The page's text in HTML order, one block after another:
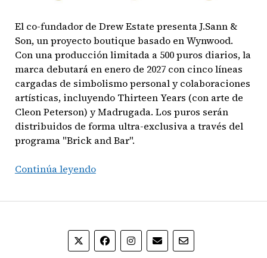
El co-fundador de Drew Estate presenta J.Sann &
Son, un proyecto boutique basado en Wynwood.
Con una producción limitada a 500 puros diarios, la
marca debutará en enero de 2027 con cinco líneas
cargadas de simbolismo personal y colaboraciones
artísticas, incluyendo Thirteen Years (con arte de
Cleon Peterson) y Madrugada. Los puros serán
distribuidos de forma ultra-exclusiva a través del
programa "Brick and Bar".
Continúa leyendo
Drew:
Nace